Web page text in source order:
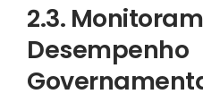
2.3.
Desempenho